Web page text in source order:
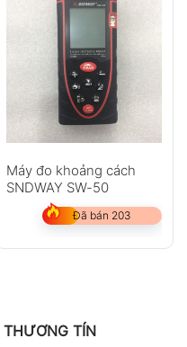
Máy đo khoảng cách
SNDWAY SW-50
Đã bán 203
TÍN